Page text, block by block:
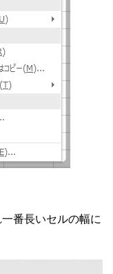
番長いセルの幅に